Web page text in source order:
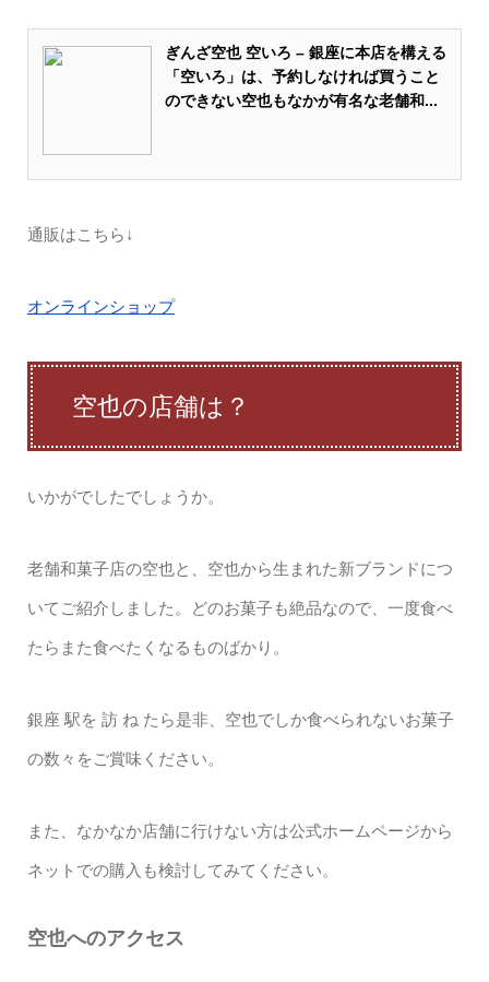
ぎんざ空也 空いろ – 銀座に本店を構える
「空いろ」は、予約しなければ買うこと
のできない空也もなかが有名な老舗和...
通販はこちら↓
オンラインショップ
空也の店舗は？
いかがでしたでしょうか。
老舗和菓子店の空也と、空也から生まれた新ブランドにつ
いてご紹介しました。どのお菓子も絶品なので、一度食べ
たらまた食べたくなるものばかり。
銀座 駅を 訪 ね たら是非、空也でしか食べられないお菓子
の数々をご賞味ください。
また、なかなか店舗に行けない方は公式ホームページから
ネットでの購入も検討してみてください。
空也へのアクセス